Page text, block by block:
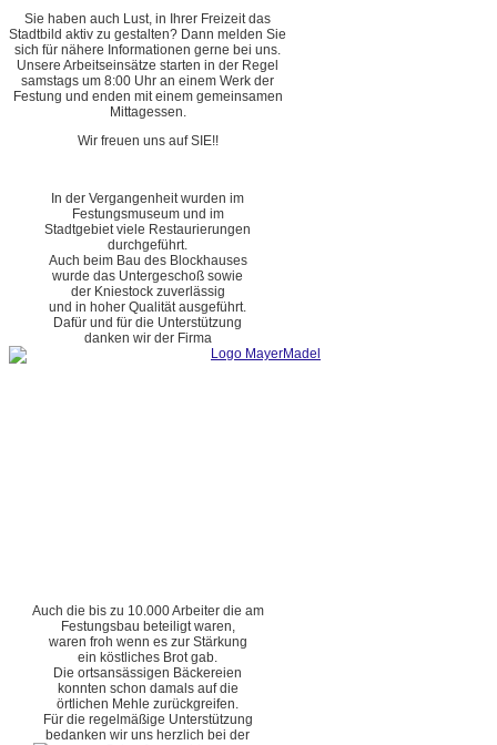
Sie haben auch Lust, in Ihrer Freizeit das
Stadtbild aktiv zu gestalten? Dann melden Sie
sich für nähere Informationen gerne bei uns.
Unsere Arbeitseinsätze starten in der Regel
samstags um 8:00 Uhr an einem Werk der
Festung und enden mit einem gemeinsamen
Mittagessen.
Wir freuen uns auf SIE!!
In der Vergangenheit wurden im
Festungsmuseum und im
Stadtgebiet viele Restaurierungen
durchgeführt.
Auch beim Bau des Blockhauses
wurde das Untergeschoß sowie
der Kniestock zuverlässig
und in hoher Qualität ausgeführt.
Dafür und für die Unterstützung
danken wir der Firma
Auch die bis zu 10.000 Arbeiter die am
Festungsbau beteiligt waren,
waren froh wenn es zur Stärkung
ein köstliches Brot gab.
Die ortsansässigen Bäckereien
konnten schon damals auf die
örtlichen Mehle zurückgreifen.
Für die regelmäßige Unterstützung
bedanken wir uns herzlich bei der